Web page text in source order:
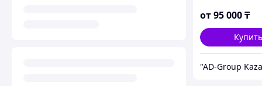
2GD)
от95 000₸
Купить